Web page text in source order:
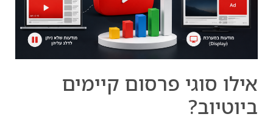
אילו סוגי פרסום קיימים
ביוטיוב?